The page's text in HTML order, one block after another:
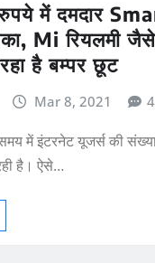
में दमदार
Mi रियलमी
है बम्पर छूट
Mar 8, 2021 4
में इंटरनेट यूजर्स की संख्या
है। ऐसे…